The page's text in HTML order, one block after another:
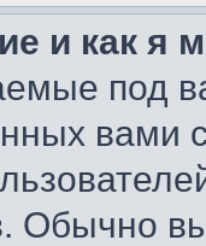
и как я
под
Обычно